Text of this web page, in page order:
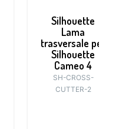
Silhouette
Lama
trasversale per
Silhouette
Cameo 4
SH-CROSS-
CUTTER-2